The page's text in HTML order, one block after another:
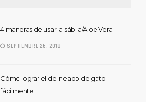
4 maneras de usar la sábila/Aloe Vera
SEPTIEMBRE 26, 2018
Cómo lograr el delineado de gato
fácilmente